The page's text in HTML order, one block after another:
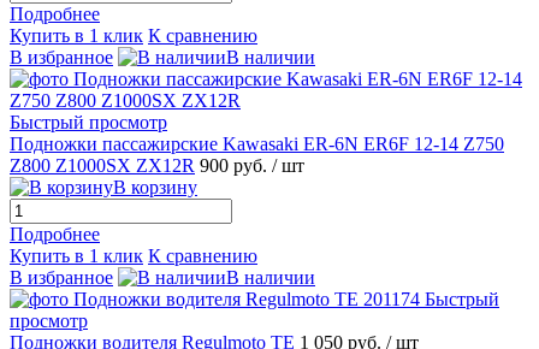
Подробнее
Купить в 1 клик К сравнению
В избранное
В наличии
Быстрый просмотр
Подножки пассажирские Kawasaki ER-6N ER6F 12-14 Z750
Z800 Z1000SX ZX12R 900 руб. / шт
В корзину
Подробнее
Купить в 1 клик К сравнению
В избранное
В наличии
Быстрый
просмотр
Подножки водителя Regulmoto TE 1 050 руб. / шт